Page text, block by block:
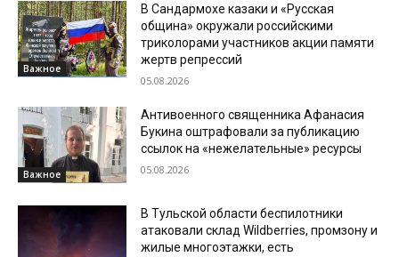
Важное
В Сандармохе казаки и «Русская
община» окружали российскими
триколорами участников акции памяти
жертв репрессий
05.08.2026
Важное
Антивоенного священника Афанасия
Букина оштрафовали за публикацию
ссылок на «нежелательные» ресурсы
05.08.2026
В Тульской области беспилотники
атаковали склад Wildberries, промзону и
жилые многоэтажки, есть